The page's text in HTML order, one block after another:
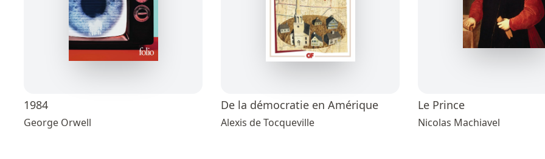
1984
George Orwell
De la démocratie en Amérique
Alexis de Tocqueville
Le Prince
Nicolas Machiavel